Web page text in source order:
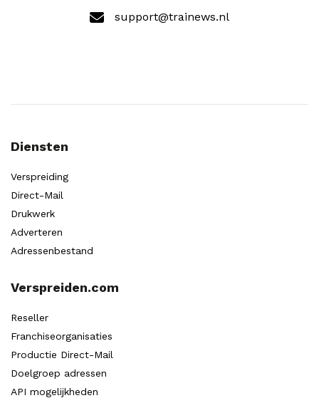
support@trainews.nl
Diensten
Verspreiding
Direct-Mail
Drukwerk
Adverteren
Adressenbestand
Verspreiden.com
Reseller
Franchiseorganisaties
Productie Direct-Mail
Doelgroep adressen
API mogelijkheden